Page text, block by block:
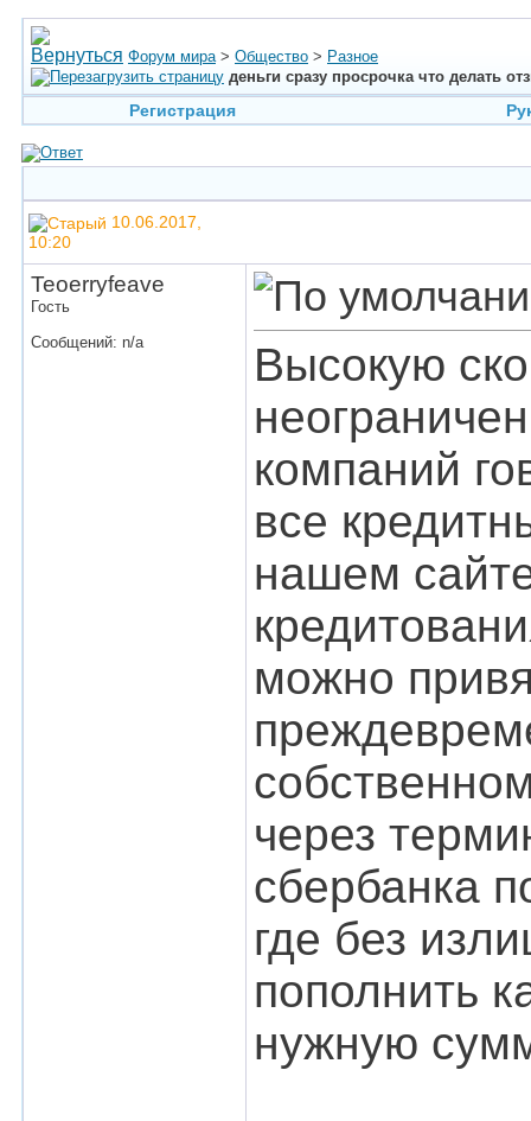
Форум мира > Общество > Разное
деньги сразу просрочка что делать
Регистрация
10.06.2017,
10:20
Teoerryfeave
Гость
Сообщений: n/a
Высокую
компаний
все
нашем
можно
через
сбербанка
где без
пополнить
нужную